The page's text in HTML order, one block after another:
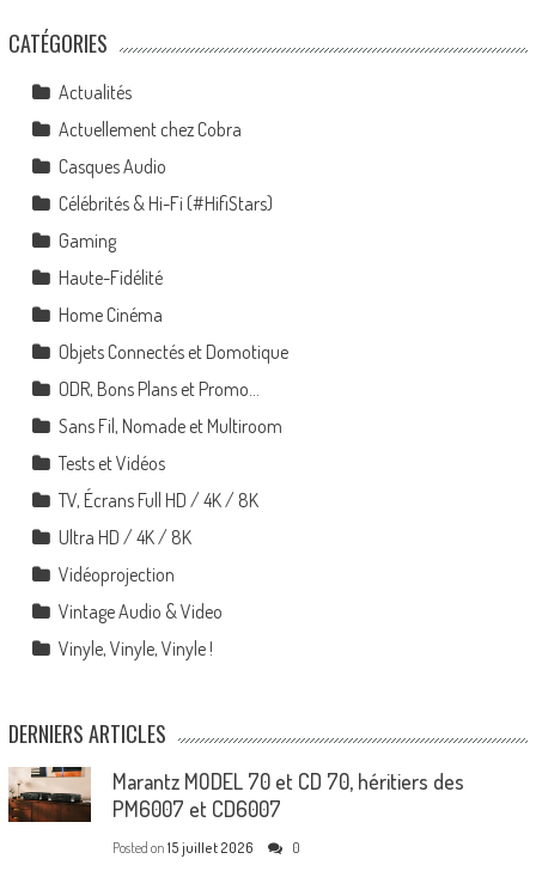
CATÉGORIES
Actualités
Actuellement chez Cobra
Casques Audio
Célébrités & Hi-Fi (#HifiStars)
Gaming
Haute-Fidélité
Home Cinéma
Objets Connectés et Domotique
ODR, Bons Plans et Promo…
Sans Fil, Nomade et Multiroom
Tests et Vidéos
TV, Écrans Full HD / 4K / 8K
Ultra HD / 4K / 8K
Vidéoprojection
Vintage Audio & Video
Vinyle, Vinyle, Vinyle !
DERNIERS ARTICLES
Marantz MODEL 70 et CD 70, héritiers des
PM6007 et CD6007
Posted on 15 juillet 2026 0